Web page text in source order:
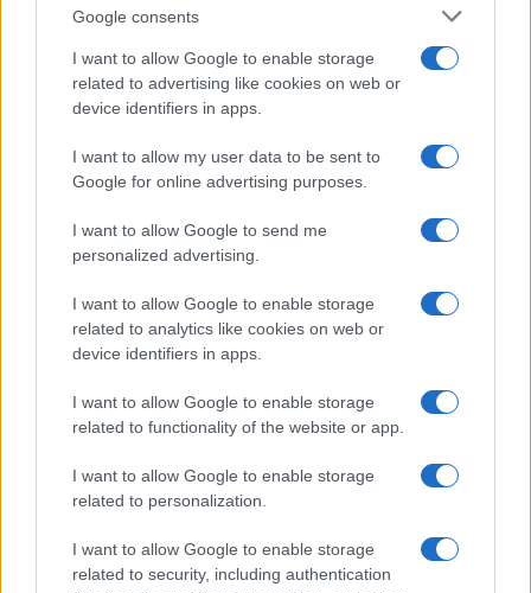
Google consents
I want to allow Google to enable storage
related to advertising like cookies on web or
device identifiers in apps.
I want to allow my user data to be sent to
Google for online advertising purposes.
I want to allow Google to send me
personalized advertising.
I want to allow Google to enable storage
related to analytics like cookies on web or
device identifiers in apps.
I want to allow Google to enable storage
related to functionality of the website or app.
I want to allow Google to enable storage
related to personalization.
I want to allow Google to enable storage
related to security, including authentication
Terms
lgbtq-news.com is a property of AdHub Media S.r.l. — REA-number
2729933
2729933
produced in collaboration with independent authors.
ITALY
Casa Magazine
Cineverse Magazine
Donne Magazine
Food Blog